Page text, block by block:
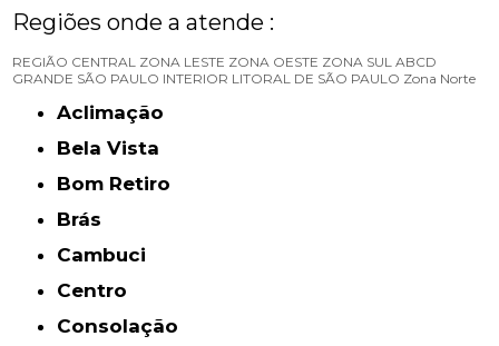
Regiões onde a atende :
REGIÃO CENTRAL ZONA LESTE ZONA OESTE ZONA SUL ABCD
GRANDE SÃO PAULO INTERIOR LITORAL DE SÃO PAULO Zona Norte
Aclimação
Bela Vista
Bom Retiro
Brás
Cambuci
Centro
Consolação